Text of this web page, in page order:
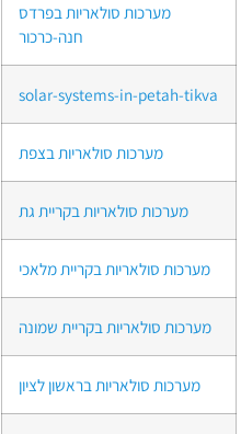
מערכות סולאריות בפרדס
חנה-כרכור
solar-systems-in-petah-tikva
מערכות סולאריות בצפת
מערכות סולאריות בקריית גת
מערכות סולאריות בקריית מלאכי
מערכות סולאריות בקריית שמונה
מערכות סולאריות בראשון לציון